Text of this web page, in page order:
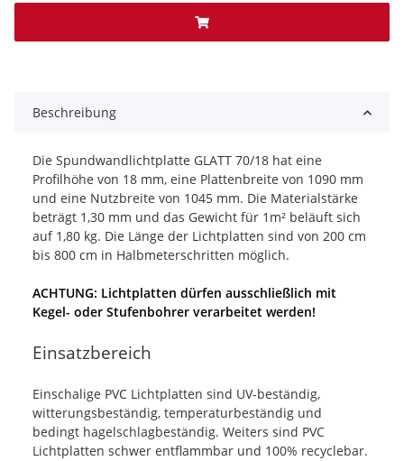
Beschreibung
Die Spundwandlichtplatte GLATT 70/18 hat eine
Profilhöhe von 18 mm, eine Plattenbreite von 1090 mm
und eine Nutzbreite von 1045 mm. Die Materialstärke
beträgt 1,30 mm und das Gewicht für 1m² beläuft sich
auf 1,80 kg. Die Länge der Lichtplatten sind von 200 cm
bis 800 cm in Halbmeterschritten möglich.
ACHTUNG: Lichtplatten dürfen ausschließlich mit
Kegel- oder Stufenbohrer verarbeitet werden!
Einsatzbereich
Einschalige PVC Lichtplatten sind UV-beständig,
witterungsbeständig, temperaturbeständig und
bedingt hagelschlagbeständig. Weiters sind PVC
Lichtplatten schwer entflammbar und 100% recyclebar.